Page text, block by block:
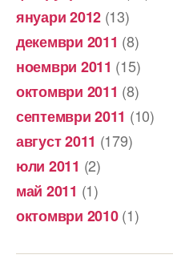
януари 2012 (13)
декември 2011 (8)
ноември 2011 (15)
октомври 2011 (8)
септември 2011 (10)
август 2011 (179)
юли 2011 (2)
май 2011 (1)
октомври 2010(1)